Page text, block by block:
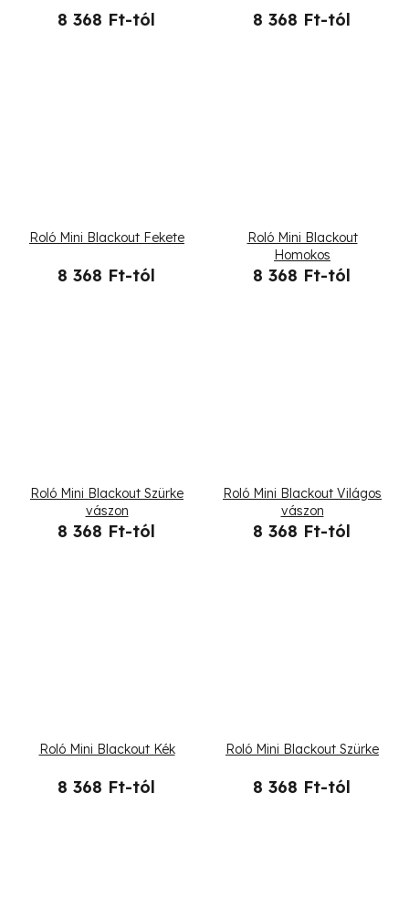
8 368 Ft-tól 8 368 Ft-tól
Roló Mini Blackout Fekete
8 368 Ft-tól
Roló Mini Blackout
Homokos
8 368 Ft-tól
Roló Mini Blackout Szürke
vászon
8 368 Ft-tól
Roló Mini Blackout Világos
vászon
8 368 Ft-tól
Roló Mini Blackout Kék
8 368 Ft-tól
Roló Mini Blackout Szürke
8 368 Ft-tól